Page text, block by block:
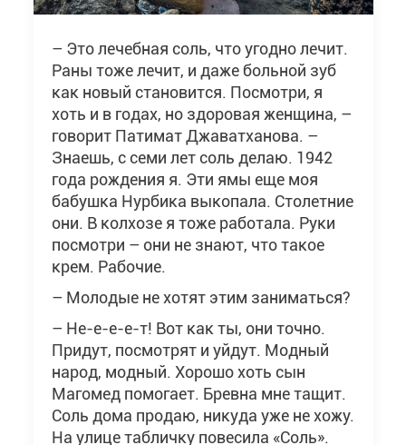
– Это лечебная соль, что угодно лечит.
Раны тоже лечит, и даже больной зуб
как новый становится. Посмотри, я
хоть и в годах, но здоровая женщина, –
говорит Патимат Джаватханова. –
Знаешь, с семи лет соль делаю. 1942
года рождения я. Эти ямы еще моя
бабушка Нурбика выкопала. Столетние
они. В колхозе я тоже работала. Руки
посмотри – они не знают, что такое
крем. Рабочие.
– Молодые не хотят этим заниматься?
– Не-е-е-е-т! Вот как ты, они точно.
Придут, посмотрят и уйдут. Модный
народ, модный. Хорошо хоть сын
Магомед помогает. Бревна мне тащит.
Соль дома продаю, никуда уже не хожу.
На улице табличку повесила «Соль».